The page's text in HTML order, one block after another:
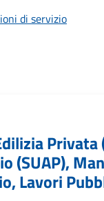
di servizio
Privata
(SUAP),
Lavori